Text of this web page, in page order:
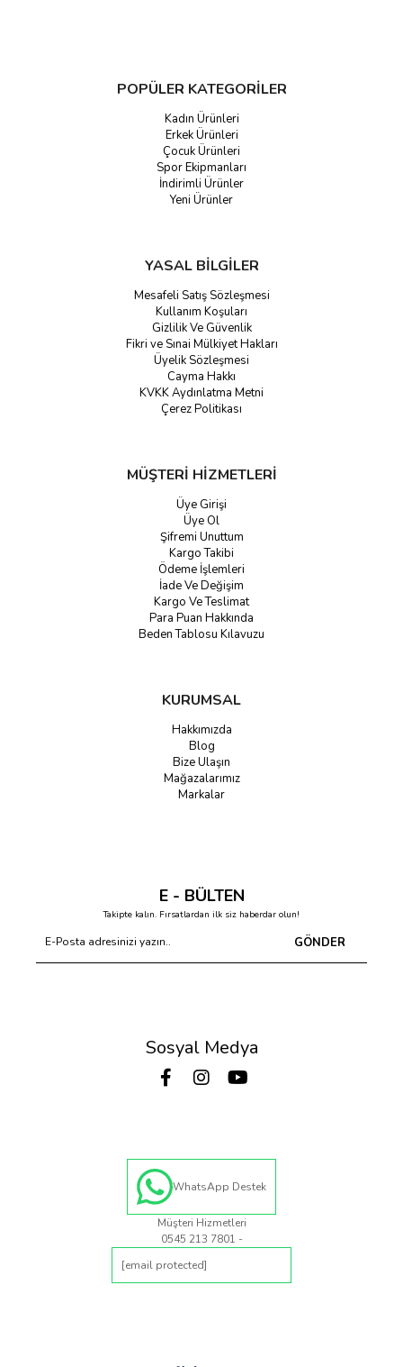
POPÜLER KATEGORİLER
Kadın Ürünleri
Erkek Ürünleri
Çocuk Ürünleri
Spor Ekipmanları
İndirimli Ürünler
Yeni Ürünler
YASAL BİLGİLER
Mesafeli Satış Sözleşmesi
Kullanım Koşuları
Gizlilik Ve Güvenlik
Fikri ve Sınai Mülkiyet Hakları
Üyelik Sözleşmesi
Cayma Hakkı
KVKK Aydınlatma Metni
Çerez Politikası
MÜŞTERİ HİZMETLERİ
Üye Girişi
Üye Ol
Şifremi Unuttum
Kargo Takibi
Ödeme İşlemleri
İade Ve Değişim
Kargo Ve Teslimat
Para Puan Hakkında
Beden Tablosu Kılavuzu
KURUMSAL
Hakkımızda
Blog
Bize Ulaşın
Mağazalarımız
Markalar
E - BÜLTEN
Takipte kalın. Fırsatlardan ilk siz haberdar olun!
GÖNDER
Sosyal Medya
WhatsApp Destek
Müşteri Hizmetleri
0545 213 7801 -
[email protected]